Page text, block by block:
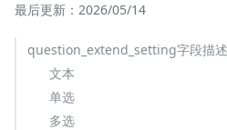
最后更新：2026/05/14
question_extend_setting字段描述
文本
单选
多选